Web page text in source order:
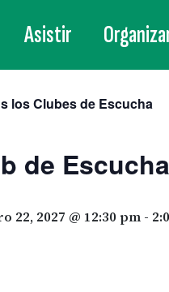
Asistir
los Clubes de Escucha
de
22, 2027 @ 12:30 pm -